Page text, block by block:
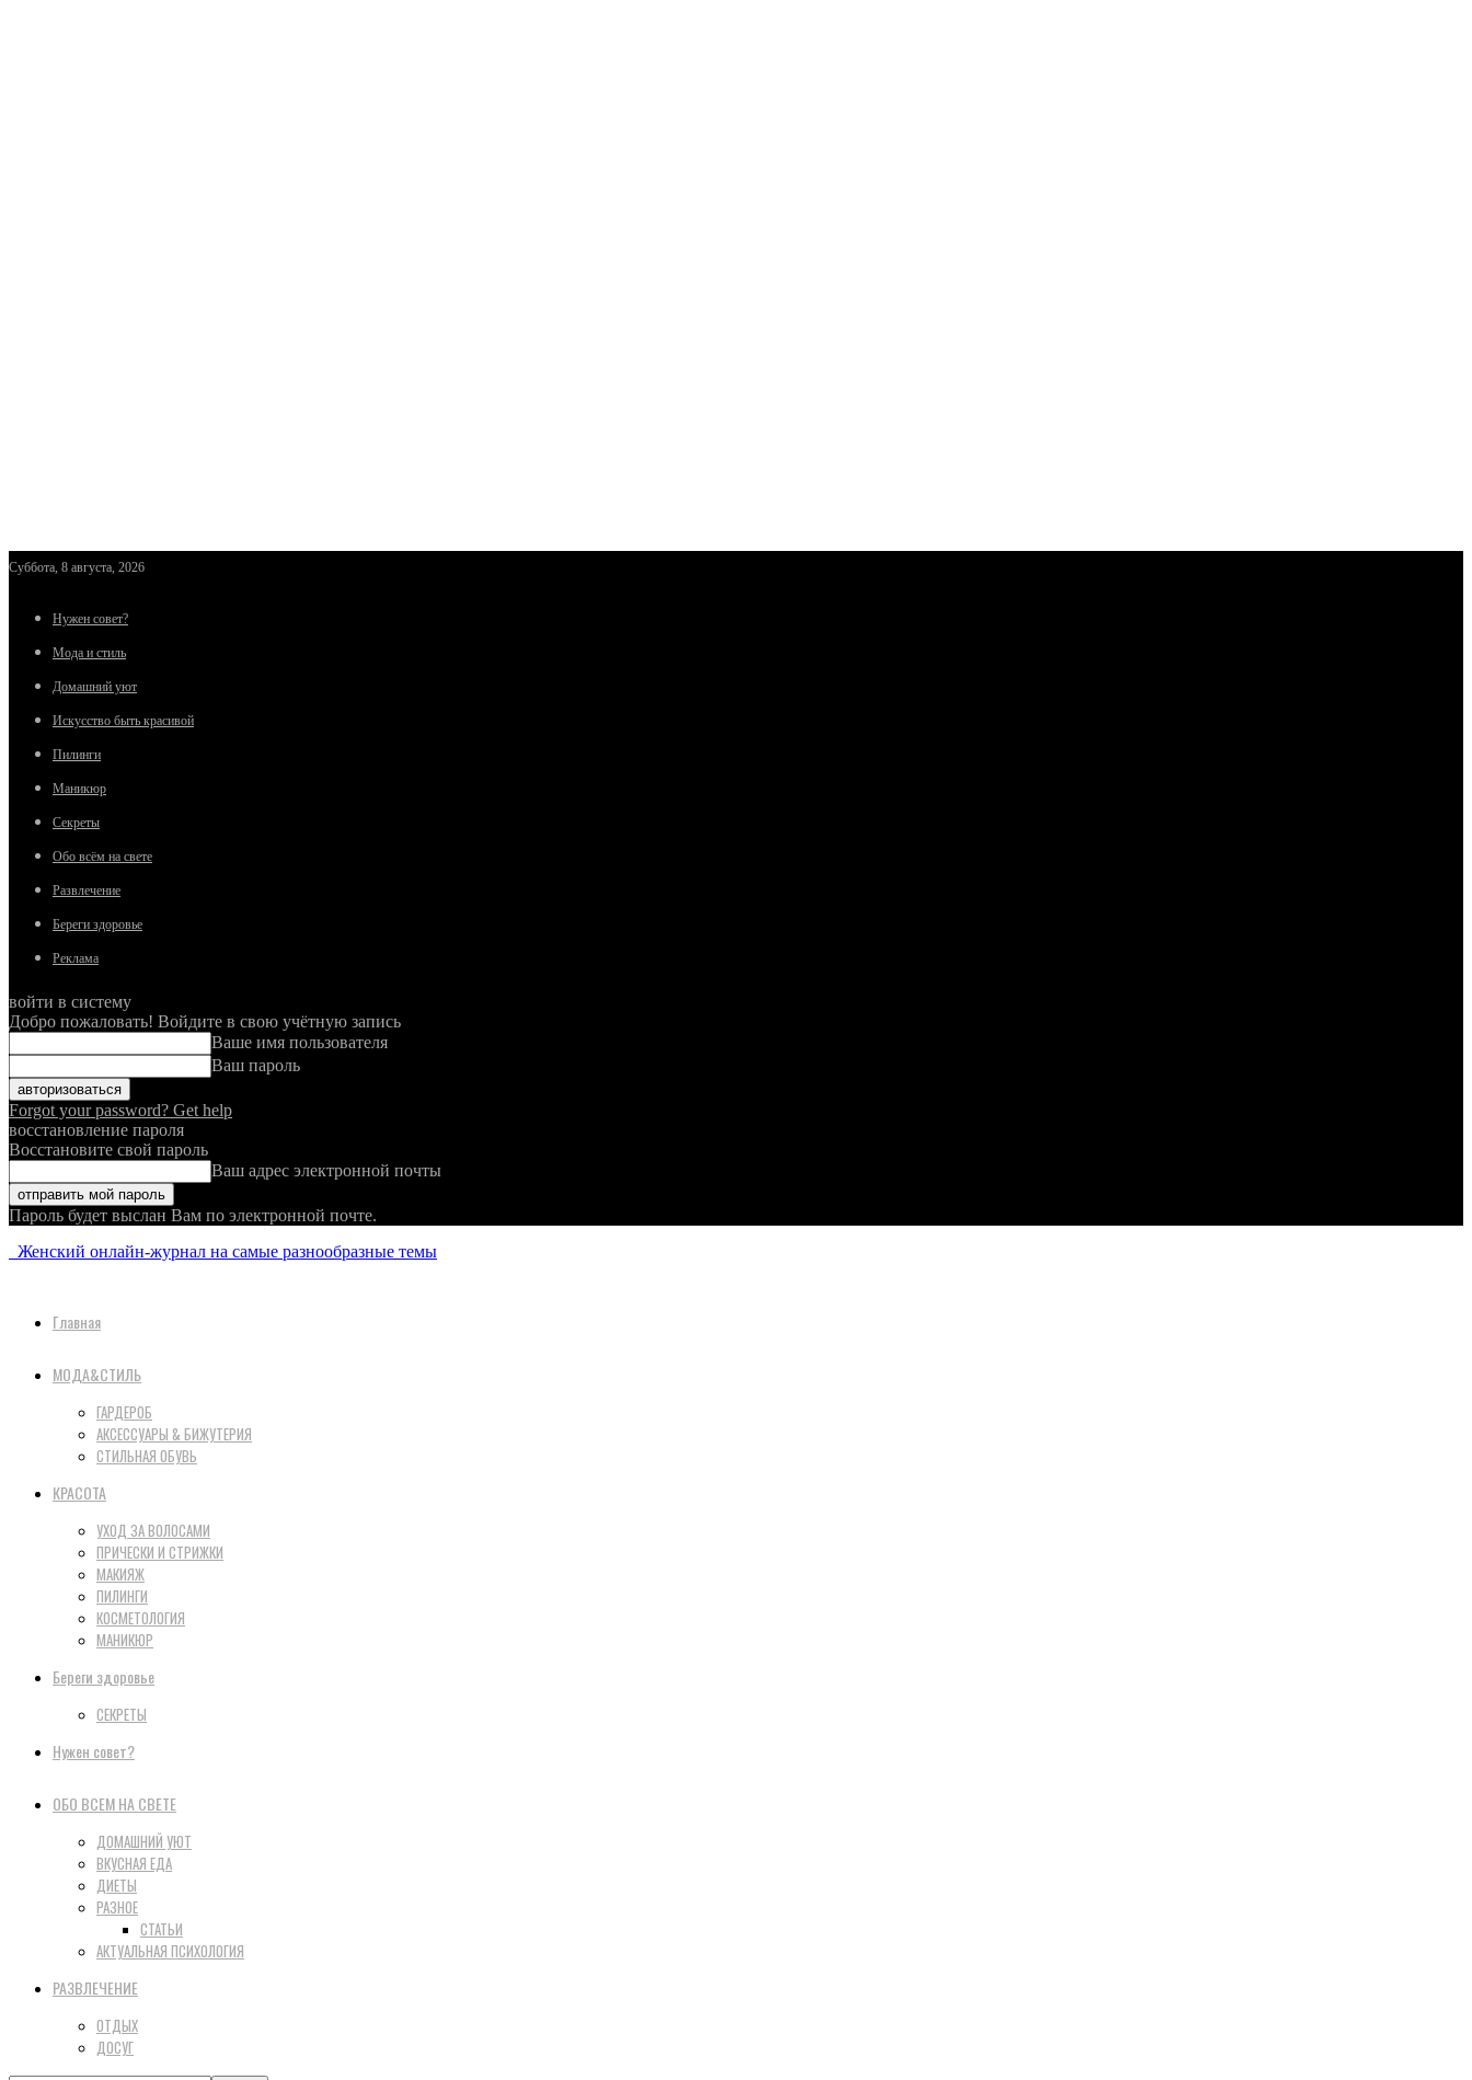
Суббота, 8 августа, 2026
Нужен совет?
Мода и стиль
Домашний уют
Искусство быть красивой
Пилинги
Маникюр
Секреты
Обо всём на свете
Развлечение
Береги здоровье
Реклама
войти в систему
Добро пожаловать! Войдите в свою учётную запись
Ваше имя пользователя
Ваш пароль
Forgot your password? Get help
восстановление пароля
Восстановите свой пароль
Ваш адрес электронной почты
Пароль будет выслан Вам по электронной почте.
Женский онлайн-журнал на самые разнообразные темы
Главная
МОДА&СТИЛЬ
ГАРДЕРОБ
АКСЕССУАРЫ & БИЖУТЕРИЯ
СТИЛЬНАЯ ОБУВЬ
КРАСОТА
УХОД ЗА ВОЛОСАМИ
ПРИЧЕСКИ И СТРИЖКИ
МАКИЯЖ
ПИЛИНГИ
КОСМЕТОЛОГИЯ
МАНИКЮР
Береги здоровье
СЕКРЕТЫ
Нужен совет?
ОБО ВСЕМ НА СВЕТЕ
ДОМАШНИЙ УЮТ
ВКУСНАЯ ЕДА
ДИЕТЫ
РАЗНОЕ
СТАТЬИ
АКТУАЛЬНАЯ ПСИХОЛОГИЯ
РАЗВЛЕЧЕНИЕ
ОТДЫХ
ДОСУГ